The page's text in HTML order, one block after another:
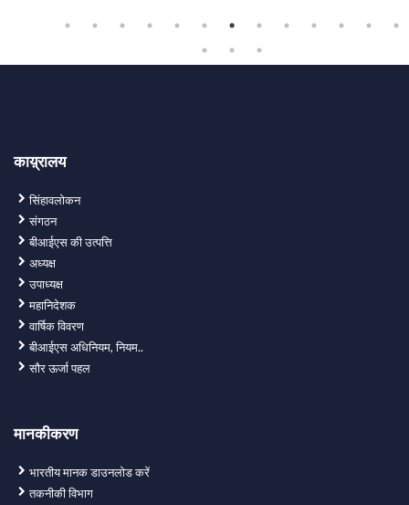
काय़्रालय
सिंहावलोकन
संगठन
बीआईएस की उत्पत्ति
अध्यक्ष
उपाध्यक्ष
महानिदेशक
वार्षिक विवरण
बीआईएस अधिनियम, नियम..
सौर ऊर्जा पहल
मानकीकरण
भारतीय मानक डाउनलोड करें
तकनीकी विभाग